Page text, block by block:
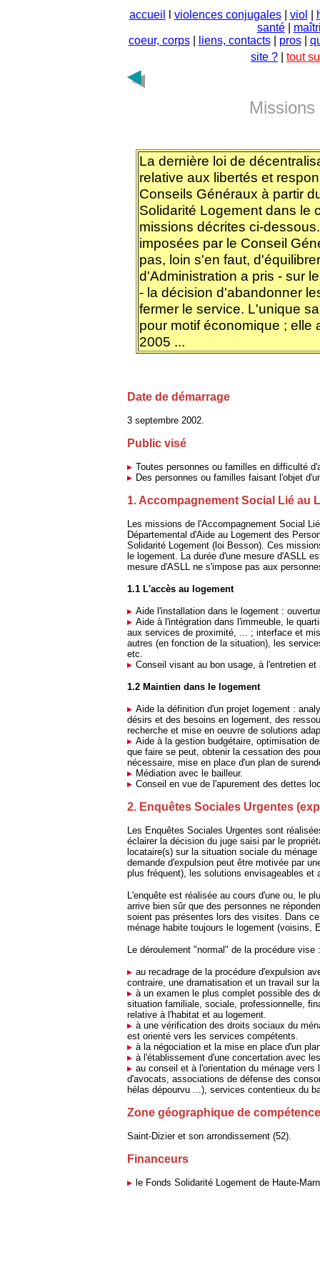
accueil violences conjugales| viol
santé|
coeur, corps| liens, contacts| pros|
site ?
tout
La dernière loi de
relative aux libertés et
Conseils Généraux à partir
Solidarité Logement dans le
missions décrites ci-
imposées par le Conseil
pas, loin s'en faut,
d'Administration a pris - sur
- la décision d'abandonner
fermer le service. L'unique
pour motif économique ; elle
2005 ...
Date de démarrage
3 septembre 2002.
Public visé
Toutes personnes ou familles en difficulté
Des personnes ou familles faisant l'objet
1. Accompagnement Social Lié au
Les missions de l'Accompagnement Social
Départemental d'Aide au Logement des
Solidarité Logement (loi Besson). Ces
le logement. La durée d'une mesure d'ASLL
mesure d'ASLL ne s'impose pas aux
1.1 L'accès au logement
Aide l'installation dans le logement :
Aide à l'intégration dans l'immeuble, le
aux services de proximité, ... ; interface et
autres (en fonction de la situation), les
etc.
Conseil visant au bon usage, à l'entretien et
1.2 Maintien dans le logement
Aide la définition d'un projet logement :
désirs et des besoins en logement, des
recherche et mise en oeuvre de solutions
Aide à la gestion budgétaire, optimisation
que faire se peut, obtenir la cessation des
nécessaire, mise en place d'un plan de
Médiation avec le bailleur.
Conseil en vue de l'apurement des dettes
2. Enquêtes Sociales Urgentes
Les Enquêtes Sociales Urgentes sont
éclairer la décision du juge saisi par le
locataire(s) sur la situation sociale du
demande d'expulsion peut être motivée par
plus fréquent), les solutions envisageables et
L'enquête est réalisée au cours d'une ou, le
arrive bien sûr que des personnes ne
soient pas présentes lors des visites. Dans
ménage habite toujours le logement (voisins,
Le déroulement "normal" de la procédure vise :
au recadrage de la procédure d'expulsion
contraire, une dramatisation et un travail sur
à un examen le plus complet possible des
situation familiale, sociale, professionnelle,
relative à l'habitat et au logement.
à une vérification des droits sociaux du
est orienté vers les services compétents.
à la négociation et la mise en place d'un
à l'établissement d'une concertation avec
au conseil et à l'orientation du ménage
d'avocats, associations de défense des
hélas dépourvu ...), services contentieux du
Zone géographique de compétence
Saint-Dizier et son arrondissement (52).
Financeurs
le Fonds Solidarité Logement de Haute-